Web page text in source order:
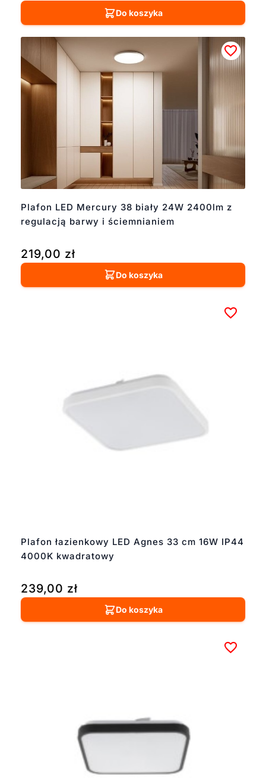
Do koszyka
Plafon LED Mercury 38 biały 24W 2400lm z
regulacją barwy i ściemnianiem
219,00 zł
Do koszyka
Plafon łazienkowy LED Agnes 33 cm 16W IP44
4000K kwadratowy
239,00 zł
Do koszyka